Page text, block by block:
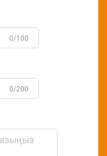
0/100
0/200